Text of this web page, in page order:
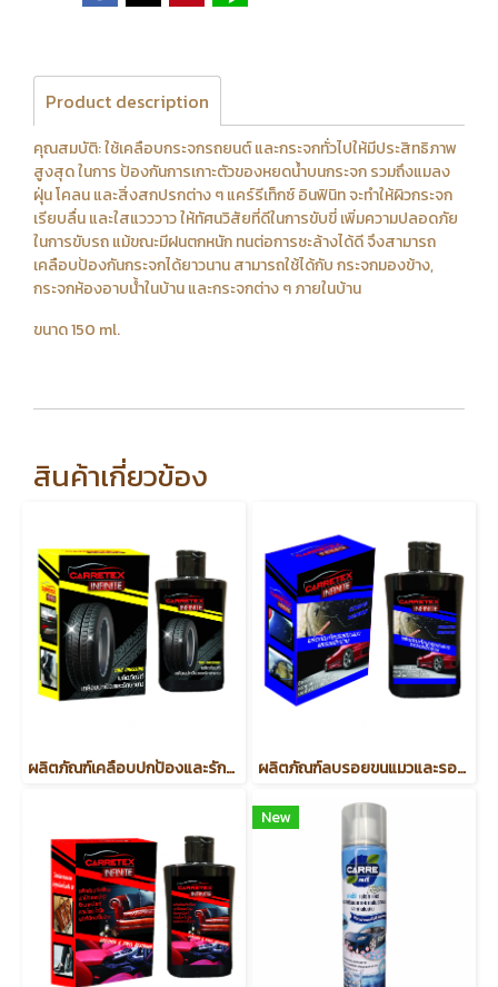
Product description
คุณสมบัติ: ใช้เคลือบกระจกรถยนต์ และกระจกทั่วไปให้มีประสิทธิภาพ
สูงสุด ในการ ป้องกันการเกาะตัวของหยดน้ำบนกระจก รวมถึงแมลง
ฝุ่น โคลน และสิ่งสกปรกต่าง ๆ แคร์รีเท็กซ์ อินฟินิท จะทําให้ผิวกระจก
เรียบลื่น และใสแวววาว ให้ทัศนวิสัยที่ดีในการขับขี่ เพิ่มความปลอดภัย
ในการขับรถ แม้ขณะมีฝนตกหนัก ทนต่อการชะล้างได้ดี จึงสามารถ
เคลือบป้องกันกระจกได้ยาวนาน สามารถใช้ได้กับ กระจกมองข้าง,
กระจกห้องอาบน้ําในบ้าน และกระจกต่าง ๆ ภายในบ้าน
ขนาด 150 ml.
สินค้าเกี่ยวข้อง
ผลิตภัณฑ์เคลือบปกป้องและรักษายาง (รหัสสินค้า 57574) ผลิตภัณฑ์ลบรอยขนแมวและรอยขีดข่วน (รหัสสินค้า 57598)
New